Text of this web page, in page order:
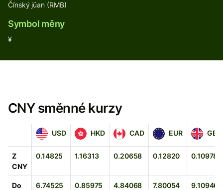
Čínský jüan (RMB)
Symbol měny
¥
CNY směnné kurzy
USD
USD HKD
HKD CAD
CAD EUR
EUR GBP
GBP
Z
CNY
0.14825 1.16313 0.20658 0.12820 0.10978
Do
6.74525 0.85975 4.84068 7.80054 9.10946